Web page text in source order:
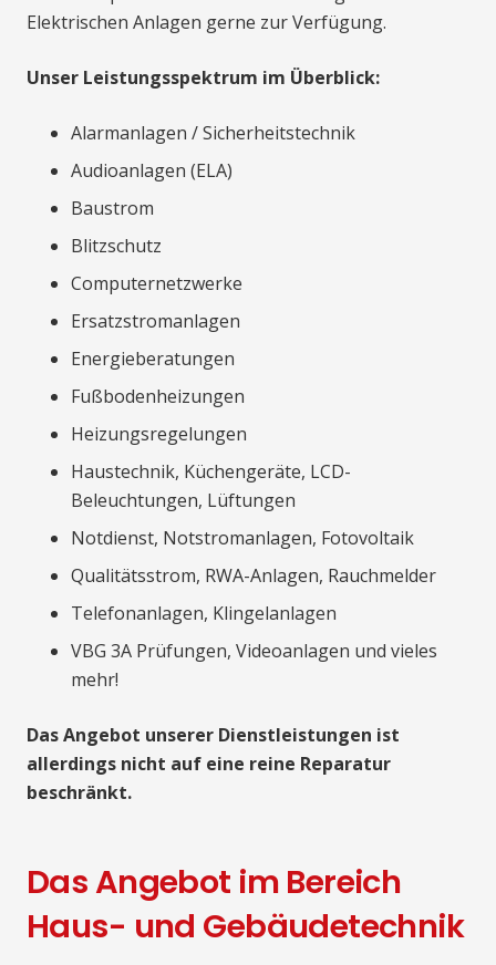
Elektrischen Anlagen gerne zur Verfügung.
Unser Leistungsspektrum im Überblick:
Alarmanlagen / Sicherheitstechnik
Audioanlagen (ELA)
Baustrom
Blitzschutz
Computernetzwerke
Ersatzstromanlagen
Energieberatungen
Fußbodenheizungen
Heizungsregelungen
Haustechnik, Küchengeräte, LCD-
Beleuchtungen, Lüftungen
Notdienst, Notstromanlagen, Fotovoltaik
Qualitätsstrom, RWA-Anlagen, Rauchmelder
Telefonanlagen, Klingelanlagen
VBG 3A Prüfungen, Videoanlagen und vieles
mehr!
Das Angebot unserer Dienstleistungen ist
allerdings nicht auf eine reine Reparatur
beschränkt.
Das Angebot im Bereich
Haus- und Gebäudetechnik